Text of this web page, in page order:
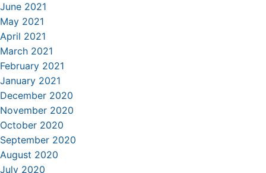
June 2021
May 2021
April 2021
March 2021
February 2021
January 2021
December 2020
November 2020
October 2020
September 2020
August 2020
July 2020